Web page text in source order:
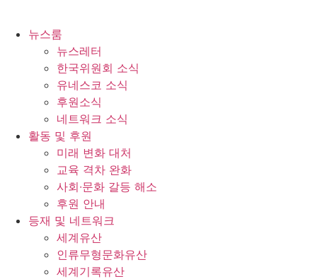
뉴스룸
뉴스레터
한국위원회 소식
유네스코 소식
후원소식
네트워크 소식
활동 및 후원
미래 변화 대처
교육 격차 완화
사회∙문화 갈등 해소
후원 안내
등재 및 네트워크
세계유산
인류무형문화유산
세계기록유산